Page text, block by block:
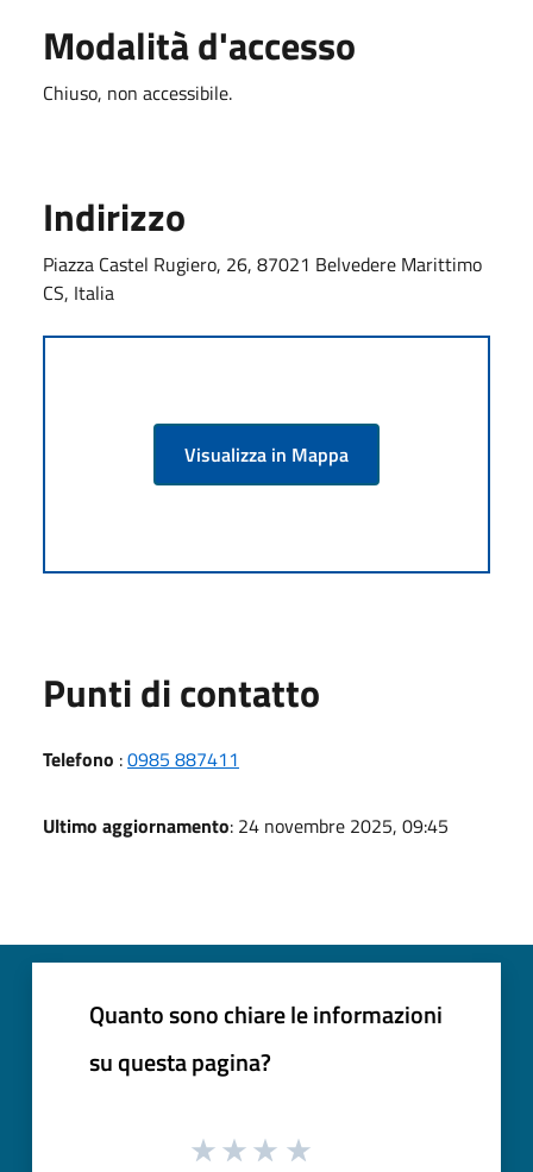
Modalità d'accesso
Chiuso, non accessibile.
Indirizzo
Piazza Castel Rugiero, 26, 87021 Belvedere Marittimo
CS, Italia
Visualizza in Mappa
Punti di contatto
Telefono :0985 887411
Ultimo aggiornamento: 24 novembre 2025, 09:45
Quanto sono chiare le informazioni
su questa pagina?